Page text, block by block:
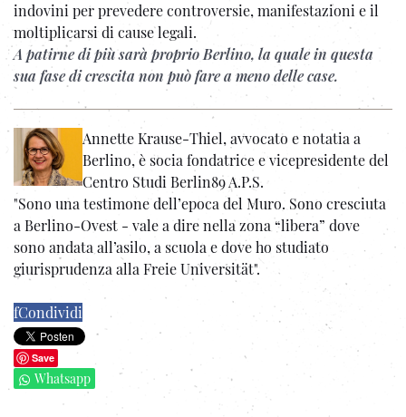
indovini per prevedere controversie, manifestazioni e il
moltiplicarsi di cause legali.
A patirne di più sarà proprio Berlino, la quale in questa
sua fase di crescita non può fare a meno delle case.
Annette Krause-Thiel, avvocato e notatia a
Berlino, è socia fondatrice e vicepresidente del
Centro Studi Berlin89 A.P.S.
"Sono una testimone dell’epoca del Muro. Sono cresciuta
a Berlino-Ovest - vale a dire nella zona “libera” dove
sono andata all’asilo, a scuola e dove ho studiato
giurisprudenza alla Freie Universität".
fCondividi
Save
Whatsapp